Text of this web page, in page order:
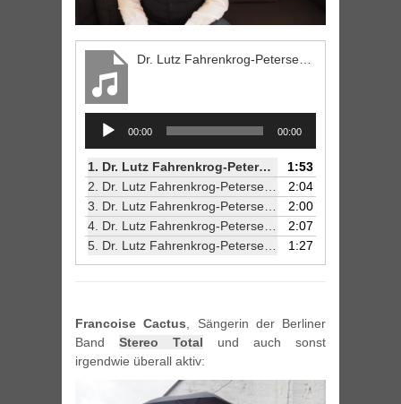
Dr. Lutz Fahrenkrog-Petersen - Wie würde deine Band klingen?
Audio
Player
00:00 00:00
1. Dr. Lutz Fahrenkrog-Petersen - Wie würde deine Band klingen?
1:53
2. Dr. Lutz Fahrenkrog-Petersen - Bei welchem Trend bist du froh, dass Berlin ihn überstanden hat?
2:04
3. Dr. Lutz Fahrenkrog-Petersen - Wer wäre der perfekte Headliner für dein Festival?
2:00
4. Dr. Lutz Fahrenkrog-Petersen - Was unterscheidet das Berliner Publikum von dem in anderen Städten?
2:07
5. Dr. Lutz Fahrenkrog-Petersen - Welcher Ort ist für mich am meisten Berlin? 1:27
Francoise Cactus, Sängerin der Berliner
Band Stereo Total und auch sonst
irgendwie überall aktiv: